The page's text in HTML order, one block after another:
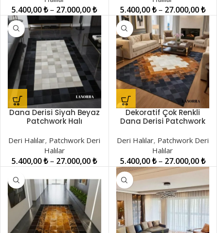
5.400,00₺ – 27.000,00₺ 5.400,00₺ – 27.000,00₺
Dana Derisi Siyah Beyaz
Patchwork Halı
Deri Halılar, Patchwork Deri
Halılar
5.400,00₺ – 27.000,00₺
Dekoratif Çok Renkli
Dana Derisi Patchwork
Deri Halılar, Patchwork Deri
Halılar
5.400,00₺ – 27.000,00₺